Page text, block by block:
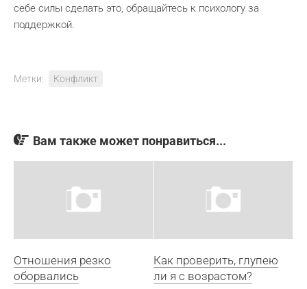
себе силы сделать это, обращайтесь к психологу за
поддержкой.
Метки: Конфликт
Вам также может понравиться...
Отношения резко
оборвались
Как проверить, глупею
ли я с возрастом?